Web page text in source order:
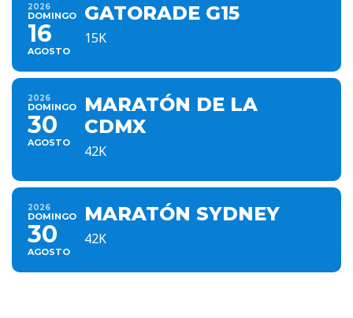
2026
DOMINGO
16
AGOSTO
GATORADE G15
15K
2026
DOMINGO
30
AGOSTO
MARATÓN DE LA
CDMX
42K
2026
DOMINGO
30
AGOSTO
MARATÓN SYDNEY
42K